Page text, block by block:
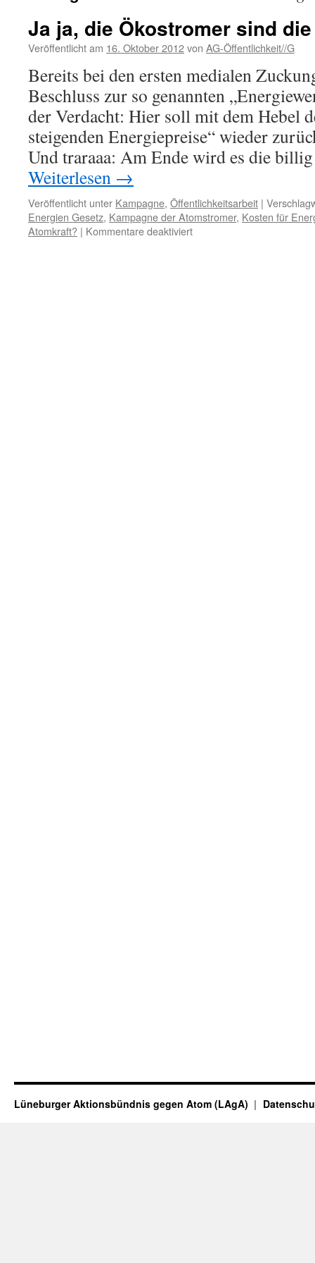
Ja ja, die Ökostromer sind
Veröffentlicht am 16. Oktober 2012von AG-Öffentlichkeit//G
Bereits bei den ersten medialen
Beschluss zur so genannten
der Verdacht: Hier soll mit dem Hebel
steigenden Energiepreise“ wieder
Und traraaa: Am Ende wird es die
Weiterlesen →
Veröffentlicht unter Kampagne, Öffentlichkeitsarbeit |
Energien Gesetz, Kampagne der Atomstromer, Kosten für
Atomkraft? | Kommentare deaktiviertfür
Lüneburger Aktionsbündnis gegen Atom (LAgA)